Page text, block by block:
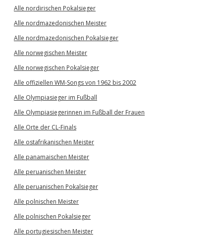
Alle nordirischen Pokalsieger
Alle nordmazedonischen Meister
Alle nordmazedonischen Pokalsieger
Alle norwegischen Meister
Alle norwegischen Pokalsieger
Alle offiziellen WM-Songs von 1962 bis 2002
Alle Olympiasieger im Fußball
Alle Olympiasiegerinnen im Fußball der Frauen
Alle Orte der CL-Finals
Alle ostafrikanischen Meister
Alle panamaischen Meister
Alle peruanischen Meister
Alle peruanischen Pokalsieger
Alle polnischen Meister
Alle polnischen Pokalsieger
Alle portugiesischen Meister